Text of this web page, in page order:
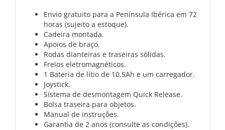
Envio gratuito para a Península Ibérica em 72
horas (sujeito a estoque).
Cadeira montada.
Apoios de braço.
Rodas dianteiras e traseiras sólidas.
Freios eletromagnéticos.
1 Bateria de lítio de 10,5Ah e um carregador.
Joystick.
Sistema de desmontagem Quick Release.
Bolsa traseira para objetos.
Manual de instruções.
Garantia de 2 anos (consulte as condições).